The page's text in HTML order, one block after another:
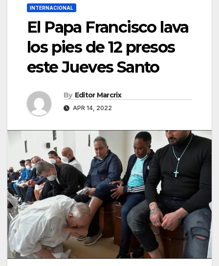
INTERNACIONAL
El Papa Francisco lava
los pies de 12 presos
este Jueves Santo
By Editor Marcrix
APR 14, 2022